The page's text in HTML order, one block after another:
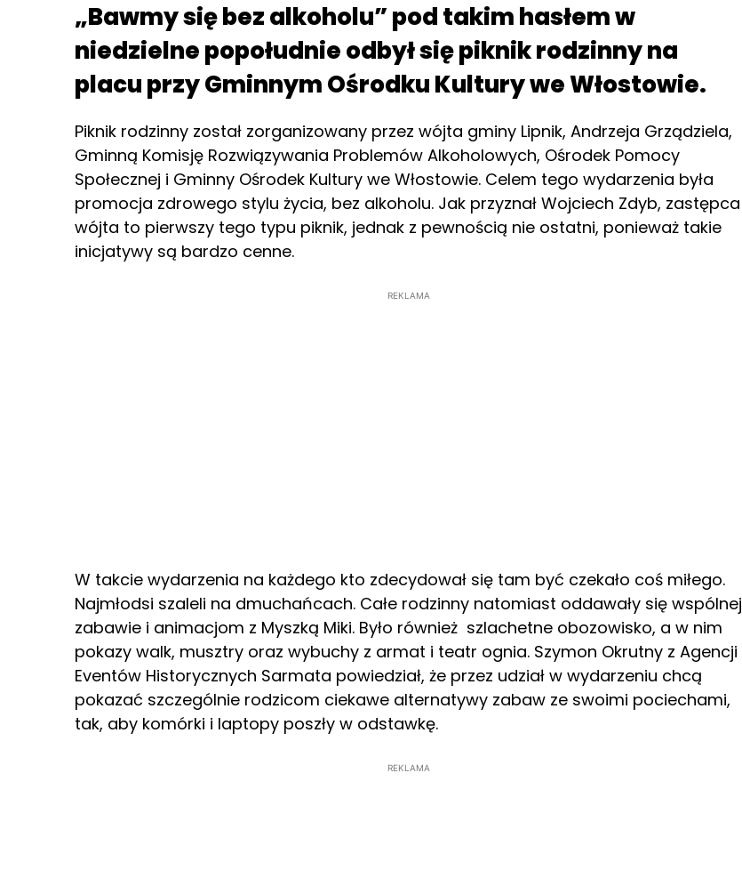
„Bawmy się bez alkoholu” pod takim hasłem w
niedzielne popołudnie odbył się piknik rodzinny na
placu przy Gminnym Ośrodku Kultury we Włostowie.
Piknik rodzinny został zorganizowany przez wójta gminy Lipnik, Andrzeja Grządziela,
Gminną Komisję Rozwiązywania Problemów Alkoholowych, Ośrodek Pomocy
Społecznej i Gminny Ośrodek Kultury we Włostowie. Celem tego wydarzenia była
promocja zdrowego stylu życia, bez alkoholu. Jak przyznał Wojciech Zdyb, zastępca
wójta to pierwszy tego typu piknik, jednak z pewnością nie ostatni, ponieważ takie
inicjatywy są bardzo cenne.
REKLAMA
W takcie wydarzenia na każdego kto zdecydował się tam być czekało coś miłego.
Najmłodsi szaleli na dmuchańcach. Całe rodzinny natomiast oddawały się wspólnej
zabawie i animacjom z Myszką Miki. Było również szlachetne obozowisko, a w nim
pokazy walk, musztry oraz wybuchy z armat i teatr ognia. Szymon Okrutny z Agencji
Eventów Historycznych Sarmata powiedział, że przez udział w wydarzeniu chcą
pokazać szczególnie rodzicom ciekawe alternatywy zabaw ze swoimi pociechami,
tak, aby komórki i laptopy poszły w odstawkę.
REKLAMA